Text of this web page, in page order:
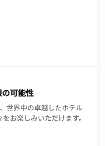
可能性
世界中の卓越したホテル
お楽しみいただけます。